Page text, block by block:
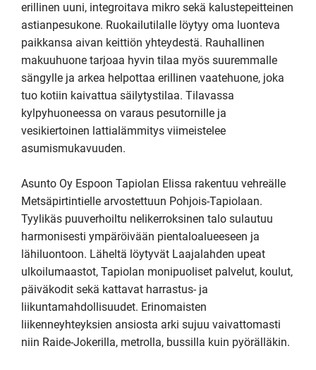
erillinen uuni, integroitava mikro sekä kalustepeitteinen
astianpesukone. Ruokailutilalle löytyy oma luonteva
paikkansa aivan keittiön yhteydestä. Rauhallinen
makuuhuone tarjoaa hyvin tilaa myös suuremmalle
sängylle ja arkea helpottaa erillinen vaatehuone, joka
tuo kotiin kaivattua säilytystilaa. Tilavassa
kylpyhuoneessa on varaus pesutornille ja
vesikiertoinen lattialämmitys viimeistelee
asumismukavuuden.
Asunto Oy Espoon Tapiolan Elissa rakentuu vehreälle
Metsäpirtintielle arvostettuun Pohjois-Tapiolaan.
Tyylikäs puuverhoiltu nelikerroksinen talo sulautuu
harmonisesti ympäröivään pientaloalueeseen ja
lähiluontoon. Läheltä löytyvät Laajalahden upeat
ulkoilumaastot, Tapiolan monipuoliset palvelut, koulut,
päiväkodit sekä kattavat harrastus- ja
liikuntamahdollisuudet. Erinomaisten
liikenneyhteyksien ansiosta arki sujuu vaivattomasti
niin Raide-Jokerilla, metrolla, bussilla kuin pyörälläkin.